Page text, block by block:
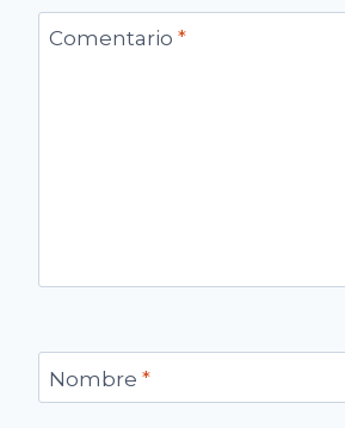
Comentario *
Nombre *